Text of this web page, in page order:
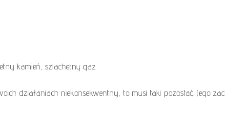
kamień, szlachetny gaz
działaniach niekonsekwentny, to musi taki pozostać. Jego